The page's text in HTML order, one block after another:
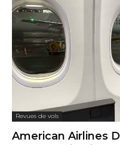
Revues de vols
American Airlines